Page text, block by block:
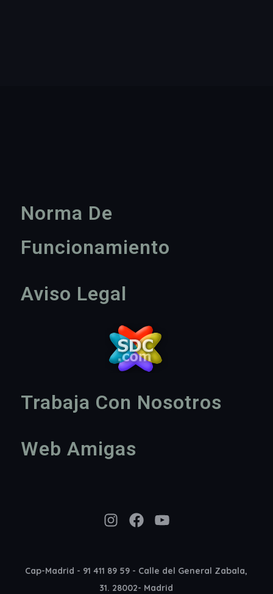
Norma De
Funcionamiento
Aviso Legal
Trabaja Con Nosotros
Web Amigas
InstagramFacebookYouTube
Cap-Madrid - 91 411 89 59 - Calle del General Zabala,
31. 28002- Madrid